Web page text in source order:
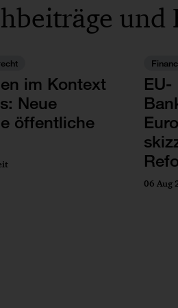
und
im Kontext
Neue
öffentliche
EU-
06 Aug